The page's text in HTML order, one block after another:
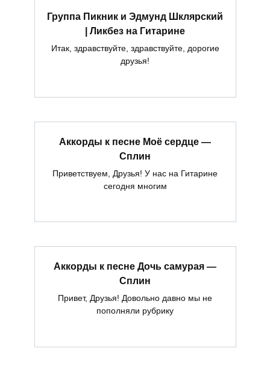
Группа Пикник и Эдмунд Шклярский
| Ликбез на Гитарине
Итак, здравствуйте, здравствуйте, дорогие
друзья!
Аккорды к песне Моё сердце —
Сплин
Приветствуем, Друзья! У нас на Гитарине
сегодня многим
Аккорды к песне Дочь самурая —
Сплин
Привет, Друзья! Довольно давно мы не
пополняли рубрику